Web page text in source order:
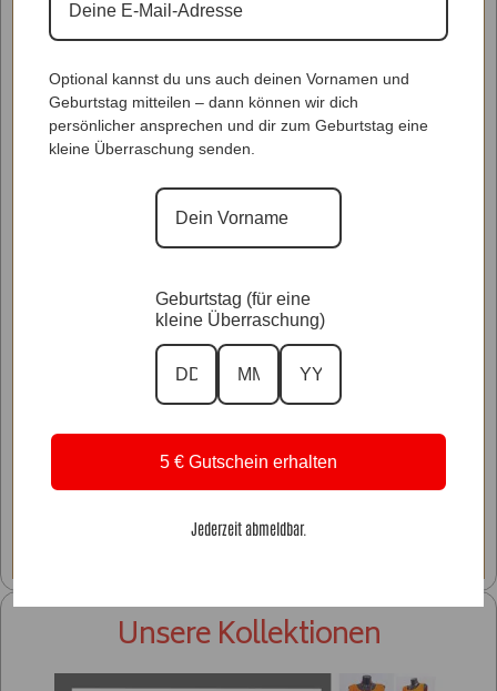
Unsere Kollektionen
Optional kannst du uns auch deinen Vornamen und
Geburtstag mitteilen – dann können wir dich
persönlicher ansprechen und dir zum Geburtstag eine
kleine Überraschung senden.
Geburtstag (für eine
kleine Überraschung)
5 € Gutschein erhalten
Jederzeit abmeldbar.